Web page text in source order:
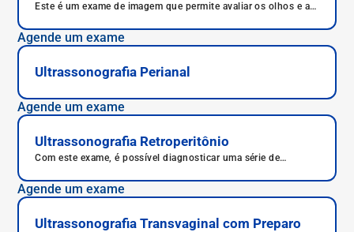
Este é um exame de imagem que permite avaliar os olhos e as
Agende um exame
Ultrassonografia Perianal
Agende um exame
Ultrassonografia Retroperitônio
Com este exame, é possível diagnosticar uma série de
adrenais e a presença de cistos ou tumores que porventura
possam afetar as glândulas.
Agende um exame
Ultrassonografia Transvaginal com Preparo